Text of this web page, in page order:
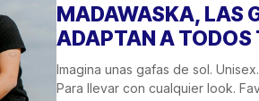
MADAWASKA, LAS
ADAPTAN A TODOS
Imagina unas gafas de sol.
Para llevar con cualquier look.